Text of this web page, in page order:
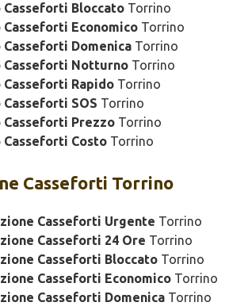
Casseforti Bloccato Torrino
Casseforti Economico Torrino
Casseforti Domenica Torrino
Casseforti Notturno Torrino
Casseforti Rapido Torrino
Casseforti SOS Torrino
Casseforti Prezzo Torrino
Casseforti Costo Torrino
Casseforti Torrino
Casseforti Urgente Torrino
Casseforti 24 Ore Torrino
Casseforti Bloccato Torrino
Casseforti Economico Torrino
Casseforti Domenica Torrino